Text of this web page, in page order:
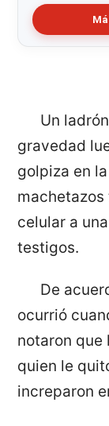
Un
gravedad
golpiza en
celular a
testigos.
De
ocurrió
notaron que
quien le
increparon